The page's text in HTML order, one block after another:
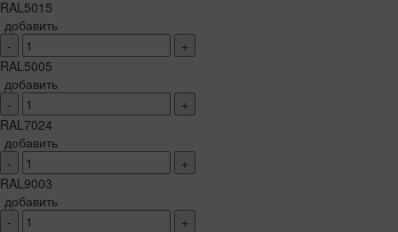
RAL5015
добавить
-
+
RAL5005
добавить
-
+
RAL7024
добавить
-
+
RAL9003
добавить
-
+